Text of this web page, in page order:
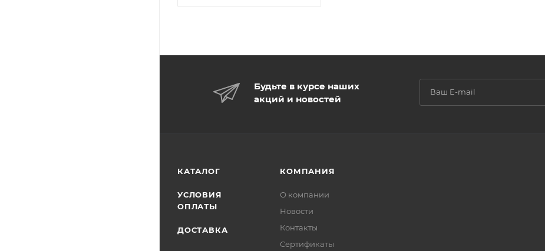
Будьте в курсе наших
акций и новостей
КАТАЛОГ
УСЛОВИЯ
ОПЛАТЫ
ДОСТАВКА
КОМПАНИЯ
О компании
Новости
Контакты
Сертификаты